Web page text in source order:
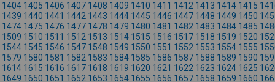
1404 1405 1406 1407 1408 1409 1410 1411 1412 1413 1414 1415
1439 1440 1441 1442 1443 1444 1445 1446 1447 1448 1449 1450
1474 1475 1476 1477 1478 1479 1480 1481 1482 1483 1484 1485
1509 1510 1511 1512 1513 1514 1515 1516 1517 1518 1519 1520
1544 1545 1546 1547 1548 1549 1550 1551 1552 1553 1554 1555
1579 1580 1581 1582 1583 1584 1585 1586 1587 1588 1589 1590
1614 1615 1616 1617 1618 1619 1620 1621 1622 1623 1624 1625
1649 1650 1651 1652 1653 1654 1655 1656 1657 1658 1659 1660